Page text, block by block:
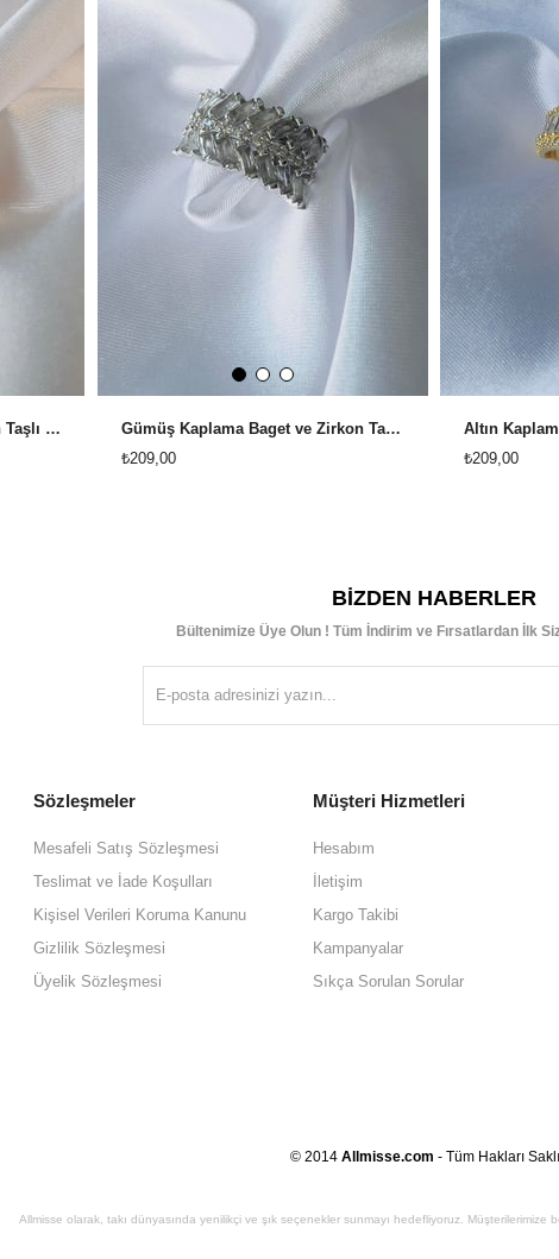
Altın Kaplama Baget ve Zirkon Taşlı Tamtur Ayarlanabilir Yüzük
Gümüş Kaplama Baget ve Zirkon Taşlı Tamtur Ayarlanabilir Yüzük
₺209,00
₺209,00
BIZDEN HABERLER
Bültenimize Üye Olun ! Tüm İndirim ve Fırsatlardan İlk
Sözleşmeler
Mesafeli Satış Sözleşmesi
Teslimat ve İade Koşulları
Kişisel Verileri Koruma Kanunu
Gizlilik Sözleşmesi
Üyelik Sözleşmesi
Müşteri Hizmetleri
Hesabım
İletişim
Kargo Takibi
Kampanyalar
Sıkça Sorulan Sorular
© 2014 Allmisse.com - Tüm Hakları
Allmisse olarak, takı dünyasında yenilikçi ve şık seçenekler sunmayı hedefliyoruz. Müşterilerimize